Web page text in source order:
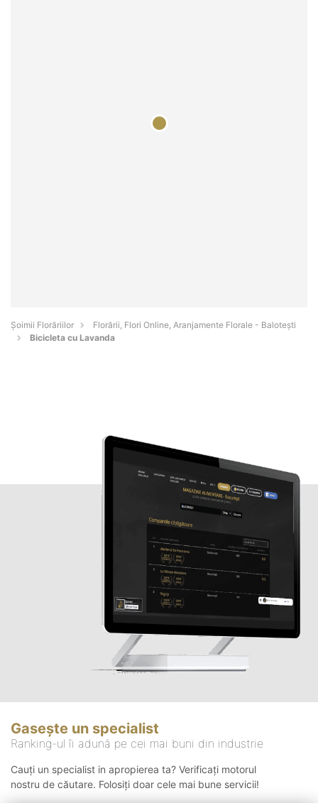
Șoimii Florăriilor
Florării, Flori Online, Aranjamente Florale - Baloteşti
Bicicleta cu Lavanda
Gasește un specialist
Ranking-ul îi adună pe cei mai buni din industrie
Cauți un specialist in apropierea ta? Verificați motorul
nostru de căutare. Folosiți doar cele mai bune servicii!